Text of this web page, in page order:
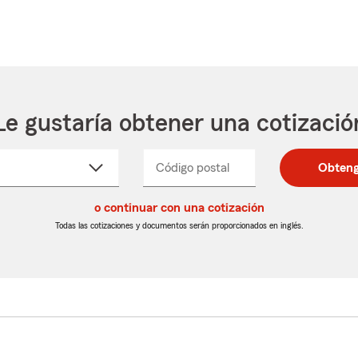
gustaría obtener una
Código postal
postal
de
postal
de
_____
o continuar con una cotización
Todas las cotizaciones y documentos serán proporcionados en inglés.